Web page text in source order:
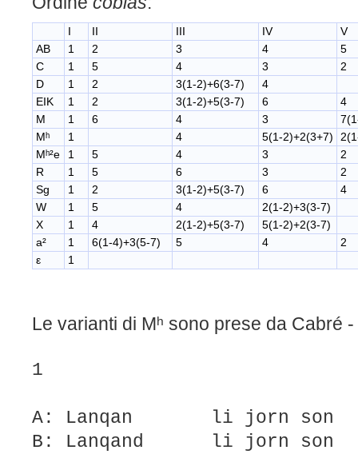
I II III IV
V
AB
1 2 3 4
5
C
1 5 4 3
2
D
1 2 3(1-2)+6(3-7)
4
EIK
1 2 3(1-2)+5(3-7) 6
4
M
1 6 4 3
Mʰ
1 4 5(1-2)+2(3+7)
Mʰ²e
1 5 4 3
2
R
1 5 6 3
2
Sg
1 2 3(1-2)+5(3-7) 6
4
W
1 5 4
2(1-2)+3(3-7)
X
1 4 2(1-2)+5(3-7)
5(1-2)+2(3-7)
a²
1 6(1-4)+3(5-7) 5 4
2
ε
1
Le varianti di Mʰ sono prese da Cabré
1
A: Lanqan li jorn son
B: Lanqand li jorn son